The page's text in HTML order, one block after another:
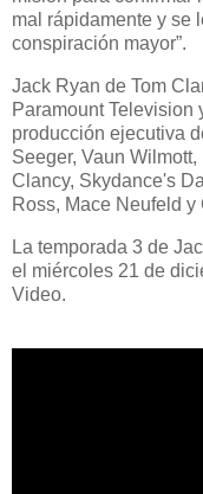
mal rápidamente y se
conspiración mayor”.
Jack Ryan de Tom
Paramount Television
producción ejecutiva
Seeger, Vaun
Clancy, Skydance's
Ross, Mace Neufeld y
La temporada 3 de
el miércoles 21 de
Video.